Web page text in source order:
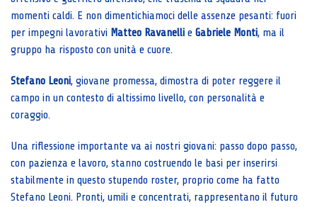
momenti caldi. E non dimentichiamoci delle assenze pesanti: fuori
per impegni lavorativi Matteo Ravanelli e Gabriele Monti, ma il
gruppo ha risposto con unità e cuore.
Stefano Leoni, giovane promessa, dimostra di poter reggere il
campo in un contesto di altissimo livello, con personalità e
coraggio.
Una riflessione importante va ai nostri giovani: passo dopo passo,
con pazienza e lavoro, stanno costruendo le basi per inserirsi
stabilmente in questo stupendo roster, proprio come ha fatto
Stefano Leoni. Pronti, umili e concentrati, rappresentano il futuro